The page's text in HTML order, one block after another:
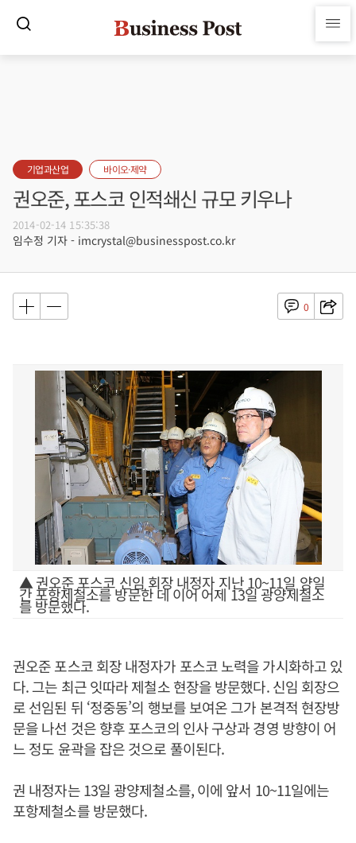
기업과산업 바이오·제약
권오준, 포스코 인적쇄신 규모 키우나
2014-02-14 15:35:38
임수정 기자 - imcrystal@businesspost.co.kr
0
▲ 권오준 포스코 신임 회장 내정자 지난 10~11일 양일
간 포항제철소를 방문한 데 이어 어제 13일 광양제철소
를 방문했다.
권오준 포스코 회장 내정자가 포스코 노력을 가시화하고 있
다. 그는 최근 잇따라 제철소 현장을 방문했다. 신임 회장으
로 선임된 뒤 ‘정중동’의 행보를 보여온 그가 본격적 현장방
문을 나선 것은 향후 포스코의 인사 구상과 경영 방향이 어
느 정도 윤곽을 잡은 것으로 풀이된다.
권 내정자는 13일 광양제철소를, 이에 앞서 10~11일에는
포항제철소를 방문했다.